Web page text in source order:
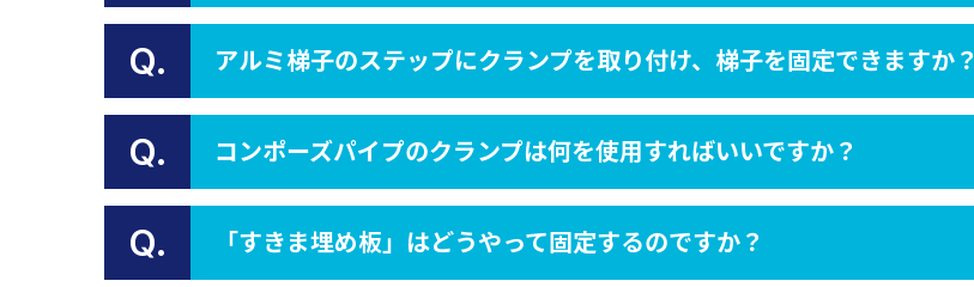
Q. アルミ梯子のステップにクランプを取り付け、梯子を固定できますか？
Q. コンポーズパイプのクランプは何を使用すればいいですか？
Q. 「すきま埋め板」はどうやって固定するのですか？